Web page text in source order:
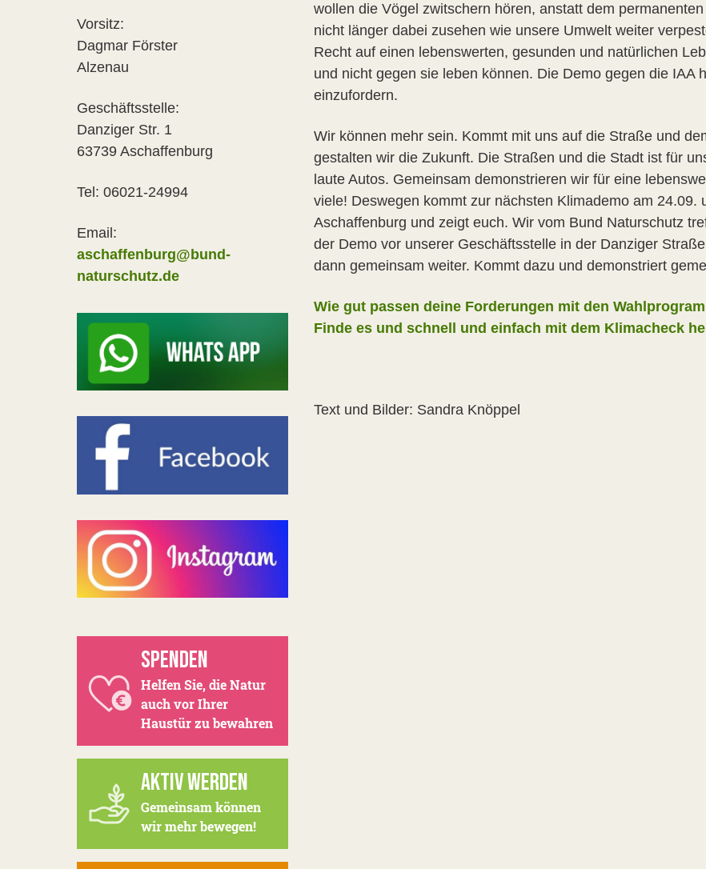
wollen die Vögel zwitschern hören, anstatt dem
nicht länger dabei zusehen wie unsere Umwelt weiter
Recht auf einen lebenswerten, gesunden und natürlichen
und nicht gegen sie leben können. Die Demo gegen die IAA
einzufordern.
Wir können mehr sein. Kommt mit uns auf die Straße und
gestalten wir die Zukunft. Die Straßen und die Stadt ist für
laute Autos. Gemeinsam demonstrieren wir für eine
viele! Deswegen kommt zur nächsten Klimademo am 24.09.
Aschaffenburg und zeigt euch. Wir vom Bund Naturschutz
der Demo vor unserer Geschäftsstelle in der Danziger
dann gemeinsam weiter. Kommt dazu und demonstriert
Wie gut passen deine Forderungen mit den
Finde es und schnell und einfach mit dem Klimacheck
Text und Bilder: Sandra Knöppel
Vorsitz:
Dagmar Förster
Alzenau
Geschäftsstelle:
Danziger Str. 1
63739 Aschaffenburg
Tel: 06021-24994
Email:
aschaffenburg@bund-
naturschutz.de
SPENDEN
Helfen Sie, die Natur
auch vor Ihrer
Haustür zu bewahren
AKTIV WERDEN
Gemeinsam können
wir mehr bewegen!